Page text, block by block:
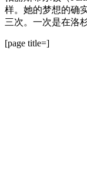
样。她的梦想的确
三次。一次是在洛
[page title=]